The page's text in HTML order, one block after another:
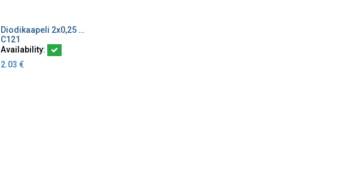
Add to Cart
Diodikaapeli 2x0,25 mm² musta litteä audiokaapeli
C121
Availability:
2.03 €